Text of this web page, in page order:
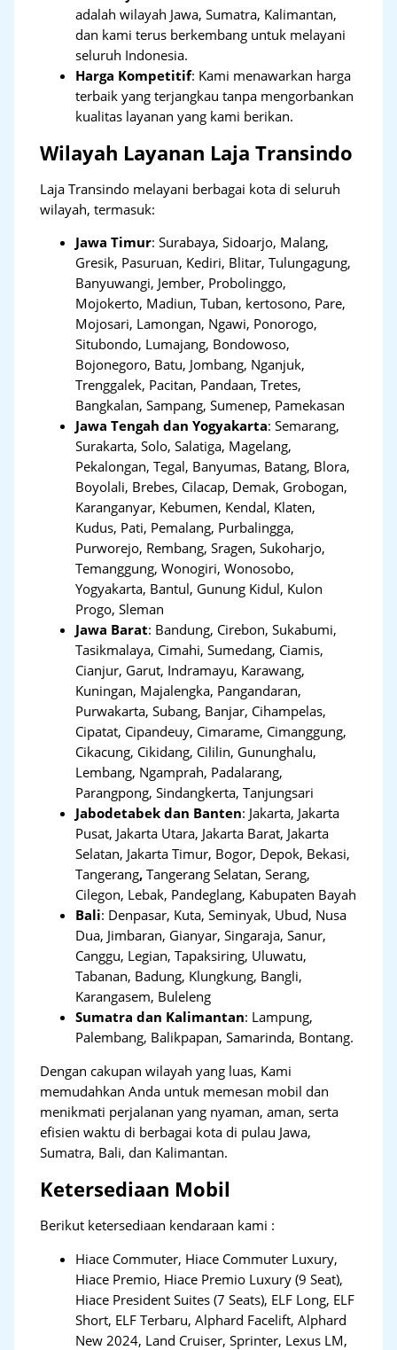
adalah wilayah Jawa, Sumatra, Kalimantan,
dan kami terus berkembang untuk melayani
seluruh Indonesia.
Harga Kompetitif: Kami menawarkan harga
terbaik yang terjangkau tanpa mengorbankan
kualitas layanan yang kami berikan.
Wilayah Layanan Laja Transindo
Laja Transindo melayani berbagai kota di seluruh
wilayah, termasuk:
Jawa Timur:Surabaya, Sidoarjo, Malang,
Gresik, Pasuruan, Kediri, Blitar, Tulungagung,
Banyuwangi, Jember, Probolinggo,
Mojokerto, Madiun, Tuban, kertosono, Pare,
Mojosari, Lamongan, Ngawi, Ponorogo,
Situbondo, Lumajang, Bondowoso,
Bojonegoro, Batu, Jombang, Nganjuk,
Trenggalek, Pacitan, Pandaan, Tretes,
Bangkalan, Sampang, Sumenep, Pamekasan
Jawa Tengah dan Yogyakarta:Semarang,
Surakarta, Solo, Salatiga, Magelang,
Pekalongan, Tegal, Banyumas, Batang, Blora,
Boyolali, Brebes, Cilacap, Demak, Grobogan,
Karanganyar, Kebumen, Kendal, Klaten,
Kudus, Pati, Pemalang, Purbalingga,
Purworejo, Rembang, Sragen, Sukoharjo,
Temanggung, Wonogiri, Wonosobo,
Yogyakarta, Bantul, Gunung Kidul, Kulon
Progo, Sleman
Jawa Barat: Bandung, Cirebon, Sukabumi,
Tasikmalaya, Cimahi, Sumedang, Ciamis,
Cianjur, Garut, Indramayu, Karawang,
Kuningan, Majalengka, Pangandaran,
Purwakarta, Subang, Banjar, Cihampelas,
Cipatat, Cipandeuy, Cimarame, Cimanggung,
Cikacung, Cikidang, Cililin, Gununghalu,
Lembang, Ngamprah, Padalarang,
Parangpong, Sindangkerta, Tanjungsari
Jabodetabek dan Banten: Jakarta, Jakarta
Pusat, Jakarta Utara, Jakarta Barat, Jakarta
Selatan, Jakarta Timur, Bogor, Depok, Bekasi,
Tangerang,Tangerang Selatan, Serang,
Cilegon, Lebak, Pandeglang, Kabupaten Bayah
Bali: Denpasar, Kuta, Seminyak, Ubud, Nusa
Dua, Jimbaran, Gianyar, Singaraja, Sanur,
Canggu, Legian, Tapaksiring, Uluwatu,
Tabanan, Badung, Klungkung, Bangli,
Karangasem, Buleleng
Sumatra dan Kalimantan: Lampung,
Palembang, Balikpapan, Samarinda, Bontang.
Dengan cakupan wilayah yang luas, Kami
memudahkan Anda untuk memesan mobil dan
menikmati perjalanan yang nyaman, aman, serta
efisien waktu di berbagai kota di pulau Jawa,
Sumatra, Bali, dan Kalimantan.
Ketersediaan Mobil
Berikut ketersediaan kendaraan kami :
Hiace Commuter, Hiace Commuter Luxury,
Hiace Premio, Hiace Premio Luxury (9 Seat),
Hiace President Suites (7 Seats), ELF Long, ELF
Short, ELF Terbaru, Alphard Facelift, Alphard
New 2024, Land Cruiser, Sprinter, Lexus LM,